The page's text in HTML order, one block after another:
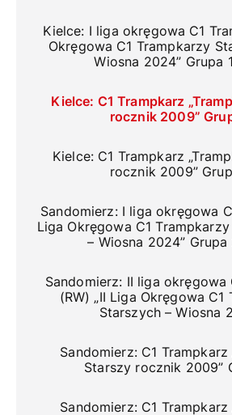
Kielce: I liga okręgowa C1
Okręgowa C1 Trampkarzy
Wiosna 2024” Grupa
Kielce: C1 Trampkarz
rocznik 2009”
Kielce: C1 Trampkarz
rocznik 2009”
Sandomierz: I liga okręgowa
Liga Okręgowa C1
– Wiosna 2024” Grupa
Sandomierz: II liga okręgowa
(RW) „II Liga Okręgowa C1
Starszych – Wiosna
Sandomierz: C1 Trampkarz
Starszy rocznik 2009”
Sandomierz: C1 Trampkarz